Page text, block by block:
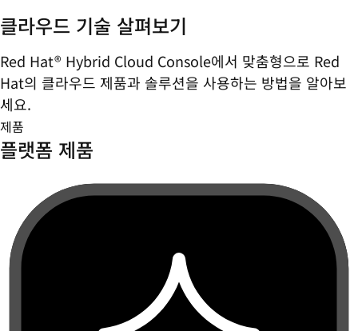
클라우드 기술 살펴보기
Red Hat® Hybrid Cloud Console에서 맞춤형으로 Red
Hat의 클라우드 제품과 솔루션을 사용하는 방법을 알아보
세요.
제품
플랫폼 제품